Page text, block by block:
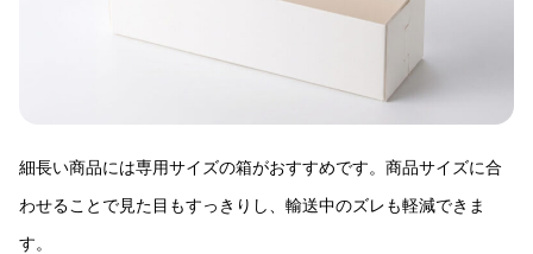
細長い商品には専用サイズの箱がおすすめです。商品サイズに合
わせることで見た目もすっきりし、輸送中のズレも軽減できま
す。